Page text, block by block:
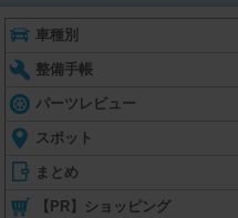
車種別
整備手帳
パーツレビュー
スポット
まとめ
【PR】ショッピング